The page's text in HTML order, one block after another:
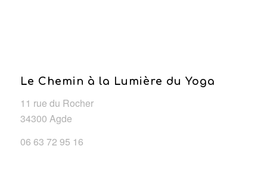
Le Chemin à la Lumière du Yoga
11 rue du Rocher
34300 Agde
06 63 72 95 16